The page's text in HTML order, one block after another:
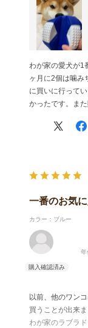
わが家の愛犬が1
ヶ月に2個は噛み
に買いに行って
かったです。ま
一番のお気に
カラー：ブルー
年
以前、他のワン
買うことが出来ま
わが家のラブラ